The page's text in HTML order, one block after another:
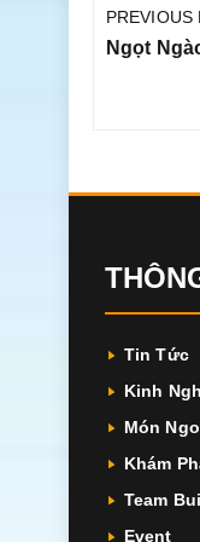
bài
PREVIOUS
Previous
Ngọt
Tin Tức
Kinh
Món
Khám
Team
Event